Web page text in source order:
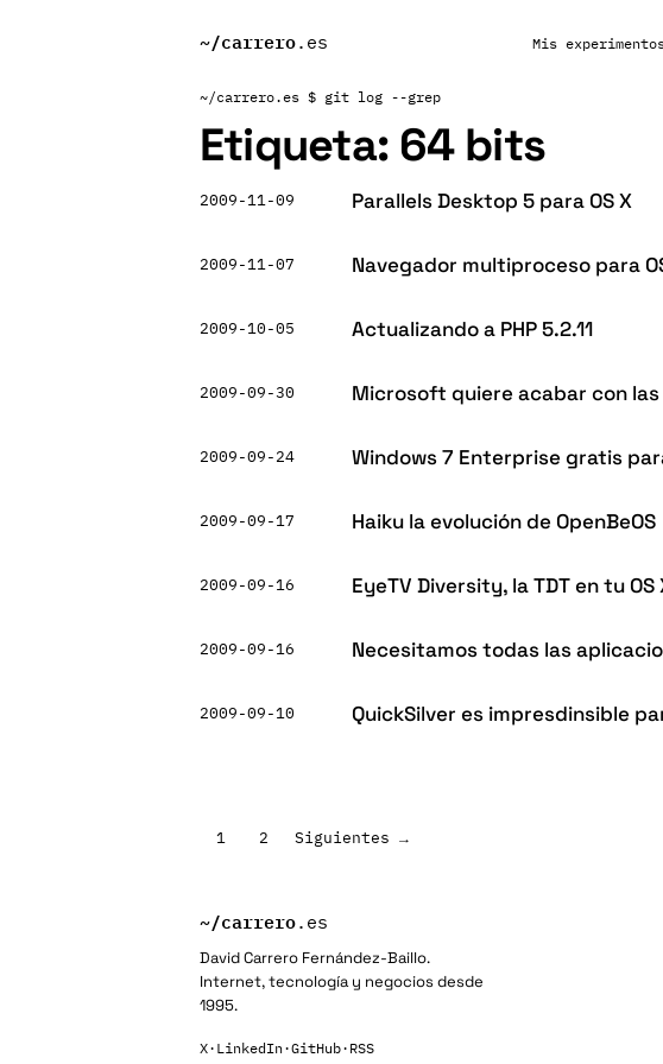
~/carrero.es Mis
~/carrero.es $ git log --grep
Etiqueta: 64 bits
2009-11-09 Parallels Desktop 5 para OS X
2009-11-07 Navegador multiproceso para
2009-10-05 Actualizando a PHP 5.2.11
2009-09-30 Microsoft quiere acabar con
2009-09-24 Windows 7 Enterprise gratis
2009-09-17 Haiku la evolución de OpenBeOS
2009-09-16 EyeTV Diversity, la TDT en tu OS
2009-09-16 Necesitamos todas las
2009-09-10 QuickSilver es impresdinsible
Paginación
entradas
1 2 Siguientes →
~/carrero.es
David Carrero Fernández-Baillo.
Internet, tecnología y negocios desde
1995.
X· LinkedIn·GitHub· RSS